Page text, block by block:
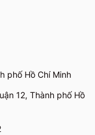
phố Hồ Chí Minh
12, Thành phố Hồ